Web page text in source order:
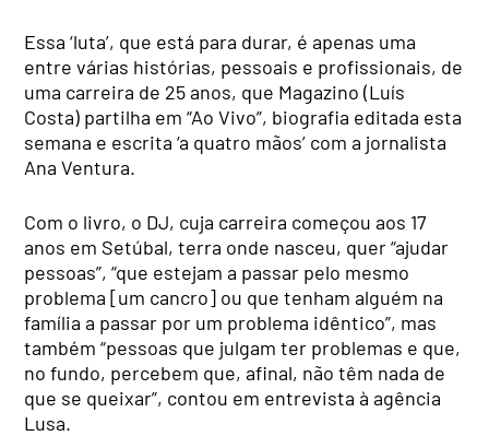
Essa ‘luta’, que está para durar, é apenas uma
entre várias histórias, pessoais e profissionais, de
uma carreira de 25 anos, que Magazino (Luís
Costa) partilha em “Ao Vivo”, biografia editada esta
semana e escrita ‘a quatro mãos’ com a jornalista
Ana Ventura.
Com o livro, o DJ, cuja carreira começou aos 17
anos em Setúbal, terra onde nasceu, quer “ajudar
pessoas”, “que estejam a passar pelo mesmo
problema [um cancro] ou que tenham alguém na
família a passar por um problema idêntico”, mas
também “pessoas que julgam ter problemas e que,
no fundo, percebem que, afinal, não têm nada de
que se queixar”, contou em entrevista à agência
Lusa.